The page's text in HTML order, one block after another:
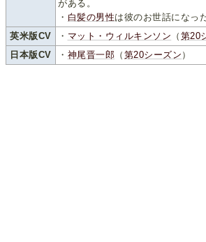
がある。
・ 白髪の男性は彼のお世話になっ
英米版CV
・ マット・ウィルキンソン （ 第20
日本版CV
・ 神尾晋一郎 （ 第20シーズン ）